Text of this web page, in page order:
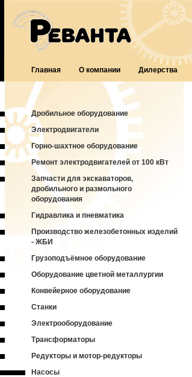
Главная О компании Дилерства
Дробильное оборудование
Электродвигатели
Горно-шахтное оборудование
Ремонт электродвигателей от 100 кВт
Запчасти для экскаваторов,
дробильного и размольного
оборудования
Гидравлика и пневматика
Производство железобетонных изделий
- ЖБИ
Грузоподъёмное оборудование
Оборудование цветной металлургии
Конвейерное оборудование
Станки
Электрооборудование
Трансформаторы
Редукторы и мотор-редукторы
Насосы